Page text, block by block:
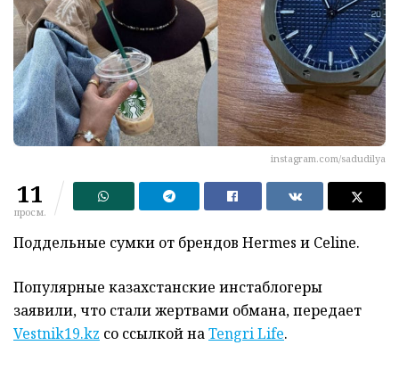
instagram.com/sadudilya
11
просм.
Поддельные сумки от брендов Hermes и Celine.
Популярные казахстанские инстаблогеры
заявили, что стали жертвами обмана, передает
Vestnik19.kz со ссылкой наTengri Life.